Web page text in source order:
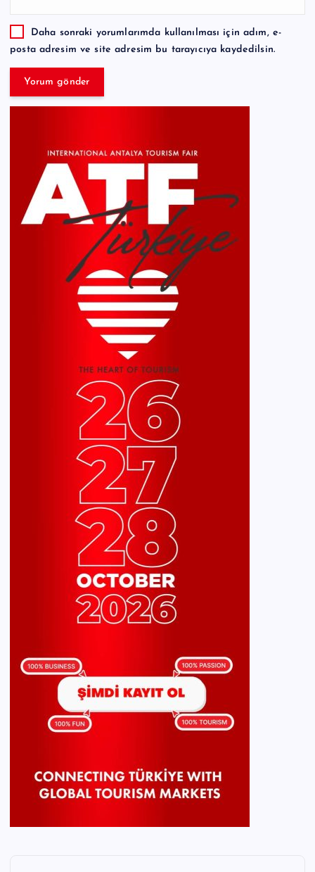
Daha sonraki yorumlarımda kullanılması için adım, e-
posta adresim ve site adresim bu tarayıcıya kaydedilsin.